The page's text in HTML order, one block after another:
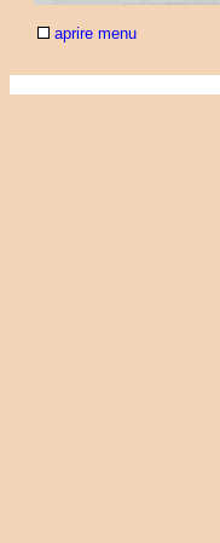
aprire menu